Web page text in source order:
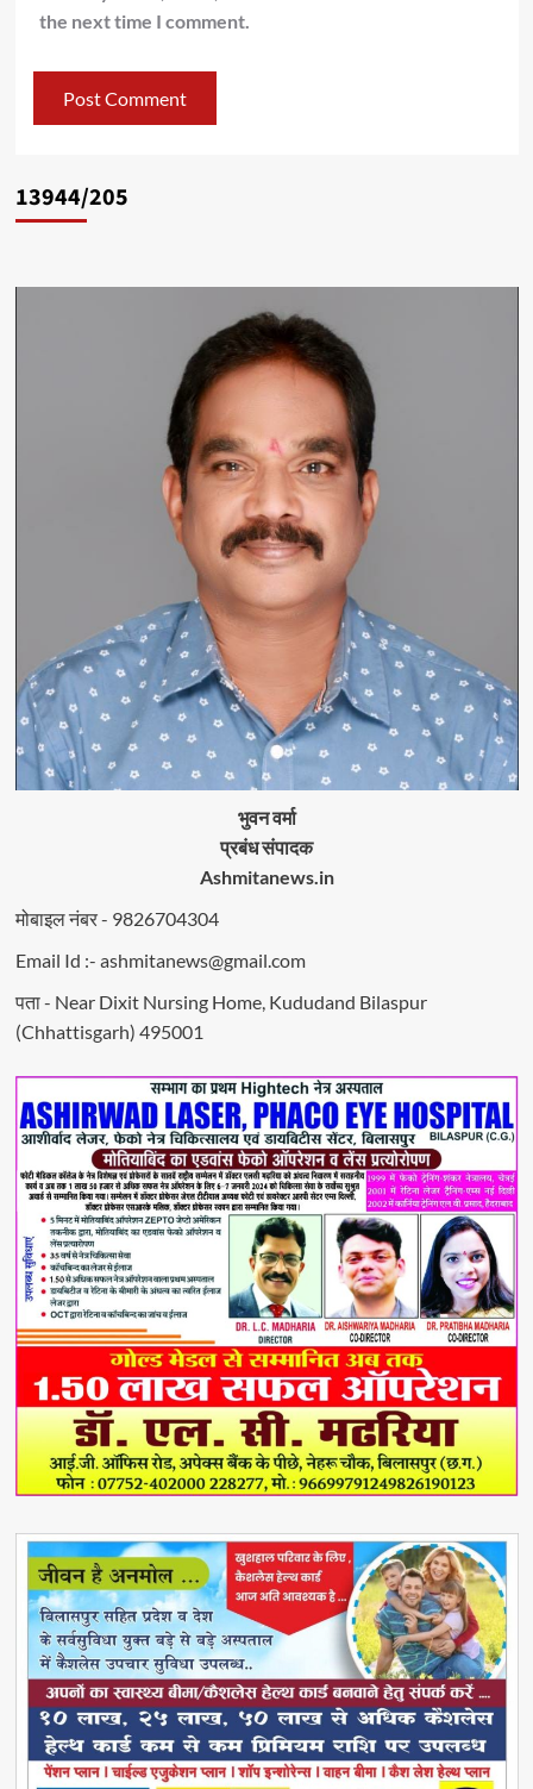
the next time I comment.
13944/205
भुवन वर्मा
प्रबंध संपादक
Ashmitanews.in
मोबाइल नंबर - 9826704304
Email Id :- ashmitanews@gmail.com
पता - Near Dixit Nursing Home, Kududand Bilaspur
(Chhattisgarh) 495001